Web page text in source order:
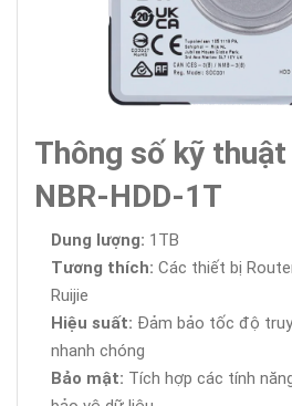
Thông số kỹ thuật
NBR-HDD-1T
Dung lượng: 1TB
Tương thích: Các thiết bị
Ruijie
Hiệu suất: Đảm bảo tốc độ
nhanh chóng
Bảo mật: Tích hợp các tính